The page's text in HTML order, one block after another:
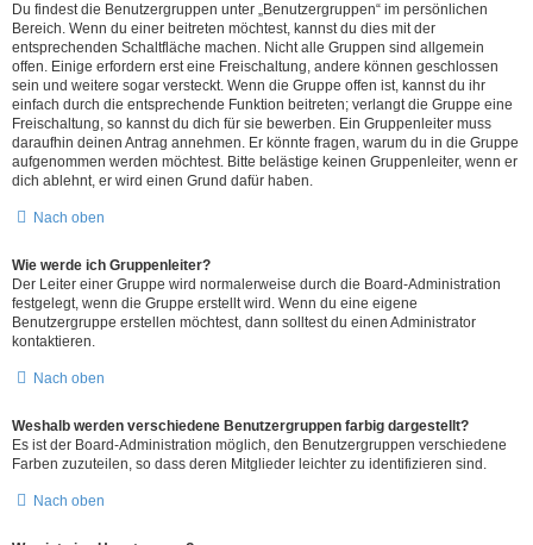
Du findest die Benutzergruppen unter „Benutzergruppen“ im persönlichen
Bereich. Wenn du einer beitreten möchtest, kannst du dies mit der
entsprechenden Schaltfläche machen. Nicht alle Gruppen sind allgemein
offen. Einige erfordern erst eine Freischaltung, andere können geschlossen
sein und weitere sogar versteckt. Wenn die Gruppe offen ist, kannst du ihr
einfach durch die entsprechende Funktion beitreten; verlangt die Gruppe eine
Freischaltung, so kannst du dich für sie bewerben. Ein Gruppenleiter muss
daraufhin deinen Antrag annehmen. Er könnte fragen, warum du in die Gruppe
aufgenommen werden möchtest. Bitte belästige keinen Gruppenleiter, wenn er
dich ablehnt, er wird einen Grund dafür haben.
Nach oben
Wie werde ich Gruppenleiter?
Der Leiter einer Gruppe wird normalerweise durch die Board-Administration
festgelegt, wenn die Gruppe erstellt wird. Wenn du eine eigene
Benutzergruppe erstellen möchtest, dann solltest du einen Administrator
kontaktieren.
Nach oben
Weshalb werden verschiedene Benutzergruppen farbig dargestellt?
Es ist der Board-Administration möglich, den Benutzergruppen verschiedene
Farben zuzuteilen, so dass deren Mitglieder leichter zu identifizieren sind.
Nach oben